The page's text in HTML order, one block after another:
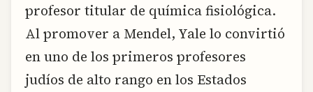
profesor titular de química fisiológica.
Al promover a Mendel, Yale lo convirtió
en uno de los primeros profesores
judíos de alto rango en los Estados